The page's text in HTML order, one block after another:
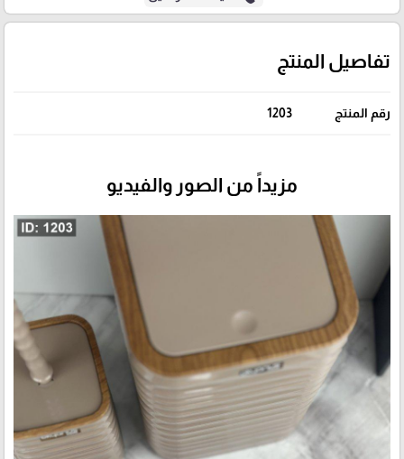
تفاصيل المنتج
رقم المنتج 1203
مزيداً من الصور والفيديو